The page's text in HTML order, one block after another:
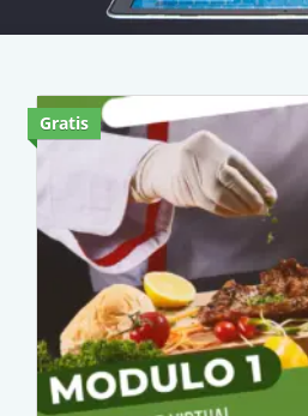
Gratis